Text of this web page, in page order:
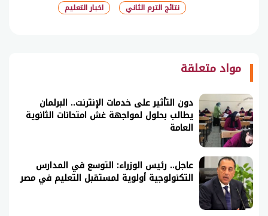
نتائج الترم الثاني
اخبار التعليم
مواد متعلقة
دون التأثير على خدمات الإنترنت.. البرلمان
يطالب بحلول لمواجهة غش امتحانات الثانوية
العامة
عاجل.. رئيس الوزراء: التوسع في المدارس
التكنولوجية أولوية لمستقبل التعليم في مصر